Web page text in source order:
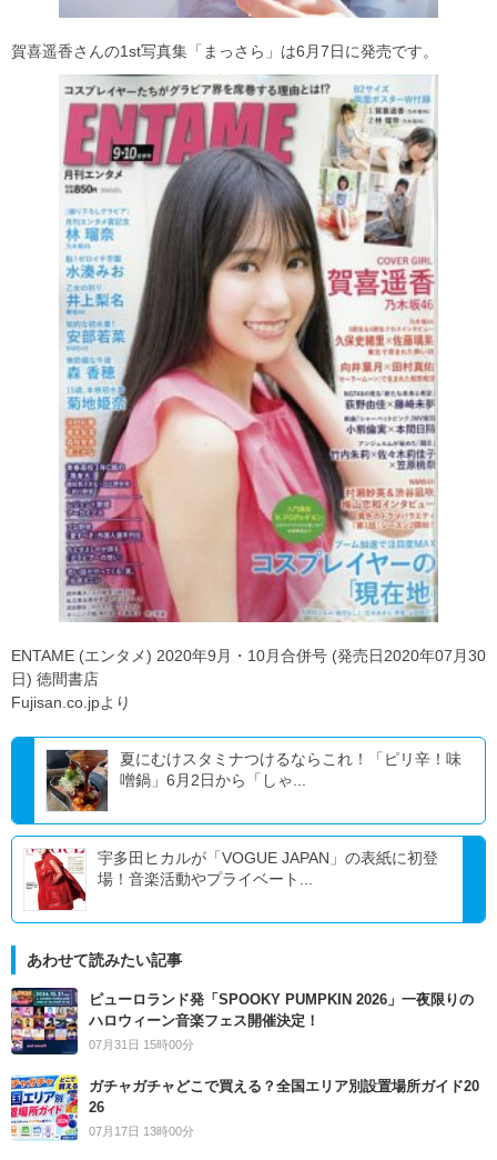
賀喜遥香さんの1st写真集「まっさら」は6月7日に発売です。
ENTAME (エンタメ) 2020年9月・10月合併号 (発売日2020年07月30
日) 徳間書店
Fujisan.co.jpより
夏にむけスタミナつけるならこれ！「ピリ辛！味
噌鍋」6月2日から「しゃ...
宇多田ヒカルが「VOGUE JAPAN」の表紙に初登
場！音楽活動やプライベート...
あわせて読みたい記事
ピューロランド発「SPOOKY PUMPKIN 2026」一夜限りの
ハロウィーン音楽フェス開催決定！
07月31日 15時00分
ガチャガチャどこで買える？全国エリア別設置場所ガイド20
26
07月17日 13時00分